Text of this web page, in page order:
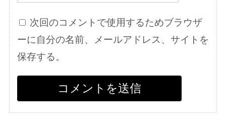
次回のコメントで使用するためブラウザ
ーに自分の名前、メールアドレス、サイトを
保存する。